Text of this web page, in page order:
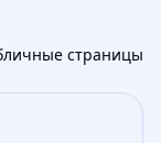
страницы